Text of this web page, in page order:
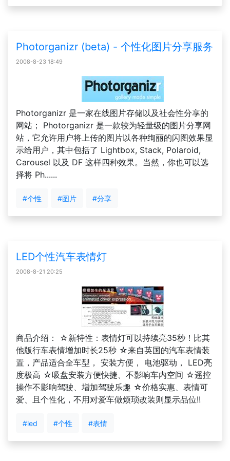
Photorganizr (beta) - 个性化图片分享服务
2008-8-23 18:49
Photorganizr 是一家在线图片存储以及社会性分享的
网站； Photorganizr 是一款较为轻量级的图片分享网
站，它允许用户将上传的图片以各种绚丽的闪图效果显
示给用户，其中包括了 Lightbox, Stack, Polaroid,
Carousel 以及 DF 这样四种效果。当然，你也可以选
择将 Ph......
#个性 #图片 #分享
LED个性汽车表情灯
2008-8-21 20:25
商品介绍： ☆新特性：表情灯可以持续亮35秒！比其
他版行车表情增加时长25秒 ☆来自英国的汽车表情装
置，产品适合全车型， 安装方便， 电池驱动， LED亮
度极高 ☆吸盘安装方便快捷、不影响车内空间 ☆遥控
操作不影响驾驶、增加驾驶乐趣 ☆价格实惠、表情可
爱、且个性化，不用对爱车做烦琐改装则显示品位!!
#led #个性 #表情